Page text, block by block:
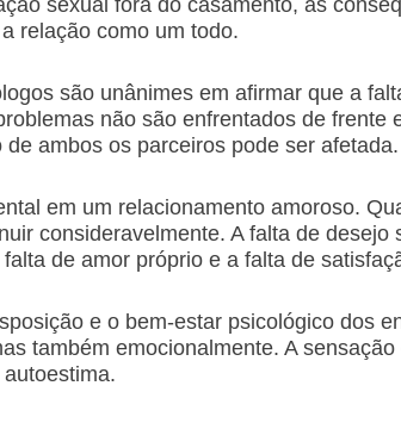
sexual fora do casamento, as
relação como um todo.
são unânimes em afirmar que a
não são enfrentados de frente
ambos os parceiros pode ser afetada.
em um relacionamento amoroso.
consideravelmente. A falta de
de amor próprio e a falta de
e o bem-estar psicológico dos
também emocionalmente. A